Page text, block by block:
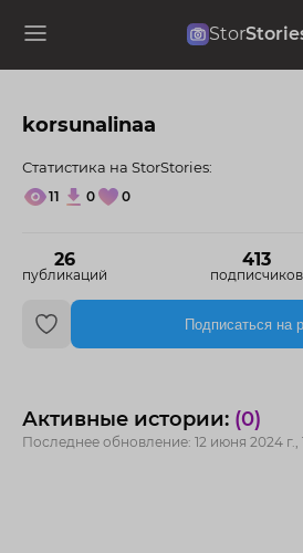
Stor
korsunalinaa
26
публикаций
413
подписчиков
Статистика на StorStories:
11 0 0
Подписаться на
Активные истории: (0)
Последнее обновление: 12 июня 2024 г.,